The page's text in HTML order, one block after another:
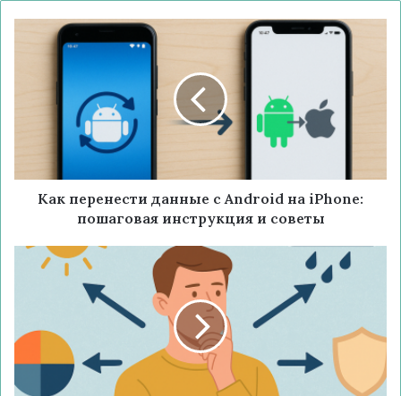
Как перенести данные с Android на iPhone:
пошаговая инструкция и советы